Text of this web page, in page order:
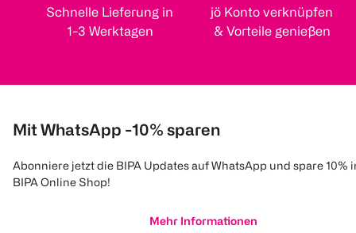
Schnelle Lieferung in
1-3 Werktagen
jö Konto verknüpfen
& Vorteile genießen
Mit WhatsApp -10% sparen
Abonniere jetzt die BIPA Updates auf WhatsApp und spare 10%
BIPA Online Shop!
Mehr Informationen